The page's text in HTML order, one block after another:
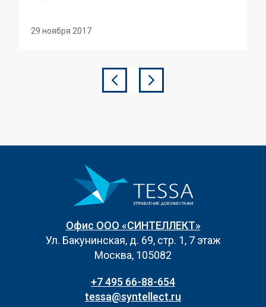
29 ноября 2017
Офис ООО «СИНТЕЛЛЕКТ»
Ул. Бакунинская, д. 69, стр. 1, 7 этаж
Москва, 105082
+7 495 66-88-654
tessa@syntellect.ru